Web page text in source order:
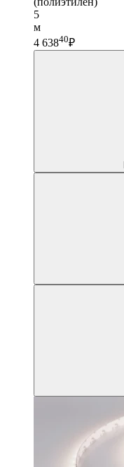
5
м
4 63840₽